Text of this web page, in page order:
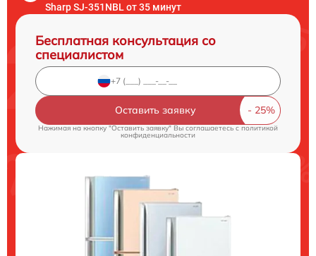
Sharp SJ-351NBL от 35 минут
Бесплатная консультация со
специалистом
Оставить заявку
Нажимая на кнопку "Оставить заявку" Вы соглашаетесь cполитикой
конфиденциальности